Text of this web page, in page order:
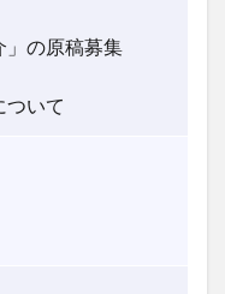
」の原稿募集
ついて